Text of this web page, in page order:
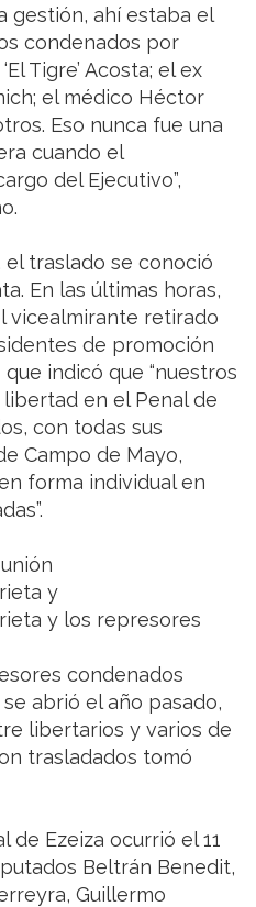
gestión, ahí estaba el
condenados por
Tigre’ Acosta; el ex
el médico Héctor
Eso nunca fue una
cuando el
del Ejecutivo”,
traslado se conoció
En las últimas horas,
vicealmirante retirado
de promoción
indicó que “nuestros
en el Penal de
con todas sus
Campo de Mayo,
forma individual en
y
y los represores
condenados
abrió el año pasado,
libertarios y varios de
trasladados tomó
de Ezeiza ocurrió el 11
Beltrán Benedit,
Guillermo